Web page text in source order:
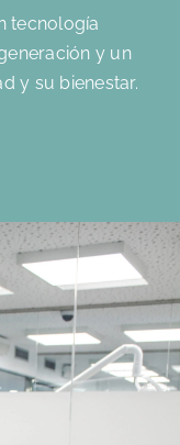
tecnología
y un
y su bienestar.